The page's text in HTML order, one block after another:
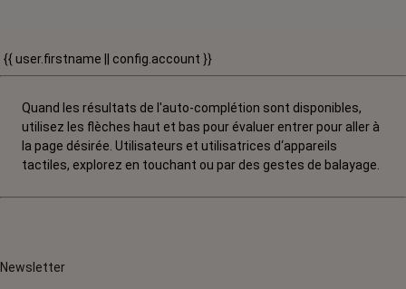
{{ user.firstname || config.account }}
Quand les résultats de l'auto-complétion sont disponibles,
utilisez les flèches haut et bas pour évaluer entrer pour aller à
la page désirée. Utilisateurs et utilisatrices d‘appareils
tactiles, explorez en touchant ou par des gestes de balayage.
Newsletter